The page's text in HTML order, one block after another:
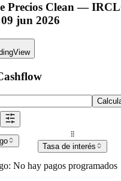
Precios Clean—
jun 2026
Tasa de interés
No hay pagos programados